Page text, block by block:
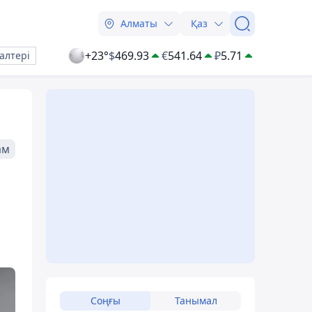
Алматы Қаз
+23°$469.93 €541.64 ₽5.71
Соңғы Танымал